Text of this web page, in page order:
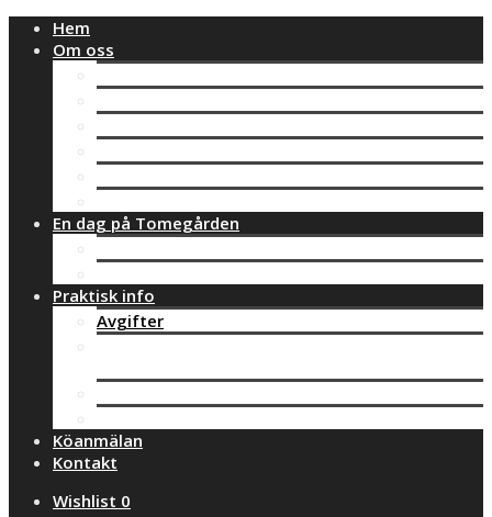
Hem
Om oss
En dag på Tomegården
Praktisk info
Avgifter
Köanmälan
Kontakt
Wishlist 0